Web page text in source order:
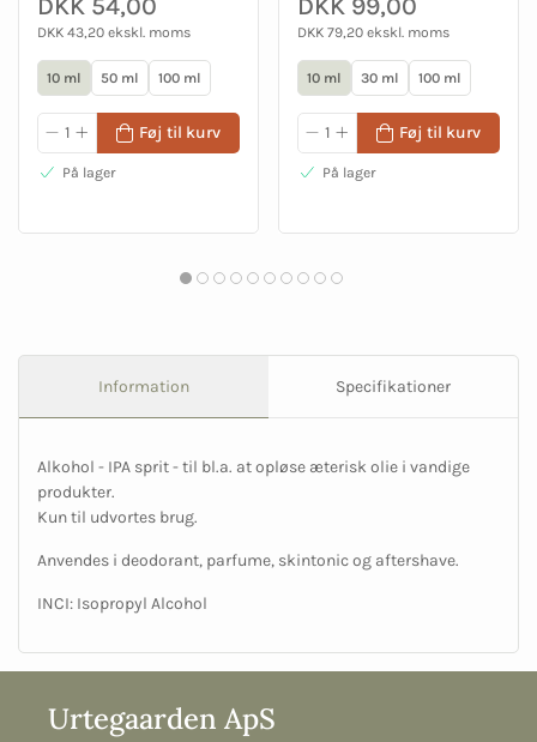
DKK 54,00
DKK 43,20 ekskl. moms
10 ml 50 ml 100 ml
Føj til kurv
På lager
DKK 99,00
DKK 79,20 ekskl. moms
10 ml 30 ml 100 ml
Føj til kurv
På lager
Information Specifikationer
Alkohol - IPA sprit - til bl.a. at opløse æterisk olie i vandige
produkter.
Kun til udvortes brug.
Anvendes i deodorant, parfume, skintonic og aftershave.
INCI: Isopropyl Alcohol
Urtegaarden ApS